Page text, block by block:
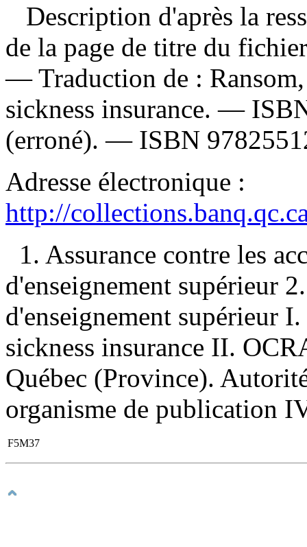
Description d'après la
de la page de titre du
—Traduction de :
sickness insurance. —
(erroné). — ISBN
Adresse électronique :
http://
1. Assurance contre les
d'enseignement supérieur
d'enseignement supérieur
sickness insurance II.
Québec (Province).
organisme de publication
F5M37